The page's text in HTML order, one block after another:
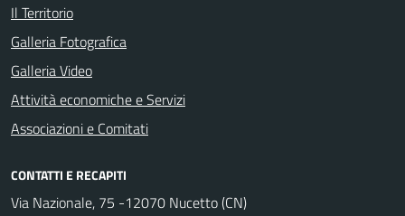
Il Territorio
Galleria Fotografica
Galleria Video
Attività economiche e Servizi
Associazioni e Comitati
CONTATTI E RECAPITI
Via Nazionale, 75 -12070 Nucetto (CN)